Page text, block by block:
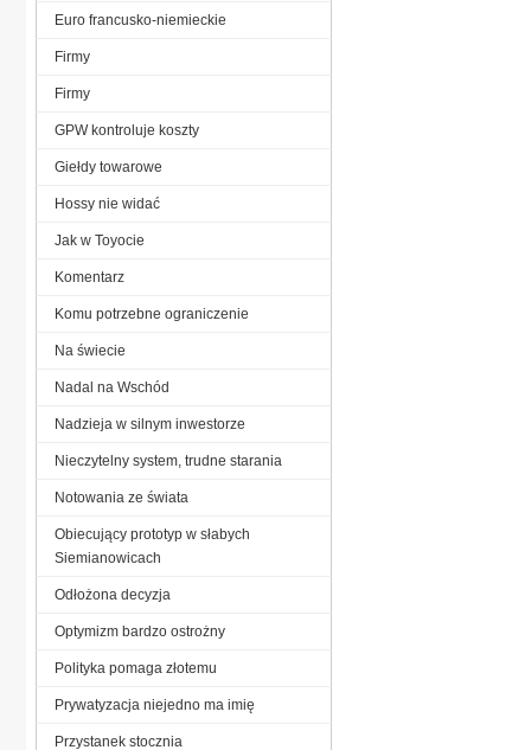
Euro francusko-niemieckie
Firmy
Firmy
GPW kontroluje koszty
Giełdy towarowe
Hossy nie widać
Jak w Toyocie
Komentarz
Komu potrzebne ograniczenie
Na świecie
Nadal na Wschód
Nadzieja w silnym inwestorze
Nieczytelny system, trudne starania
Notowania ze świata
Obiecujący prototyp w słabych
Siemianowicach
Odłożona decyzja
Optymizm bardzo ostrożny
Polityka pomaga złotemu
Prywatyzacja niejedno ma imię
Przystanek stocznia